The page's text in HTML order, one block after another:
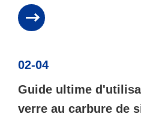
02-04
Guide ultime
verre au carbure de